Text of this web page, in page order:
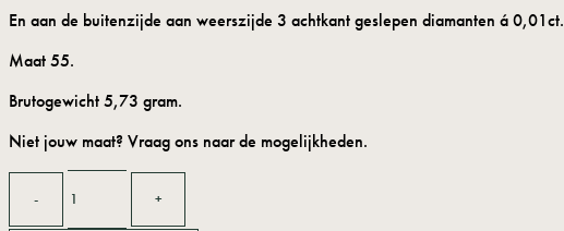
En aan de buitenzijde aan weerszijde 3 achtkant geslepen diamanten á 0,01ct.
Maat 55.
Brutogewicht 5,73 gram.
Niet jouw maat? Vraag ons naar de mogelijkheden.
robijn